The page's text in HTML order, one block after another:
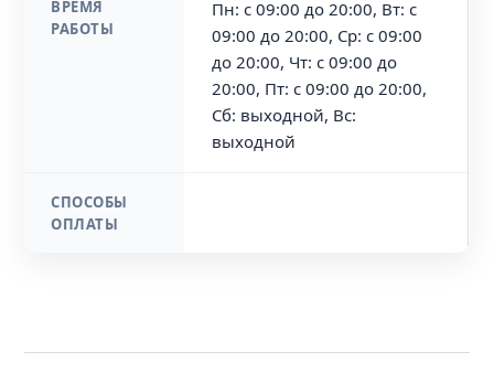
ВРЕМЯ
РАБОТЫ
Пн: с 09:00 до 20:00, Вт: с
09:00 до 20:00, Ср: с 09:00
до 20:00, Чт: с 09:00 до
20:00, Пт: с 09:00 до 20:00,
Сб: выходной, Вс:
выходной
СПОСОБЫ
ОПЛАТЫ